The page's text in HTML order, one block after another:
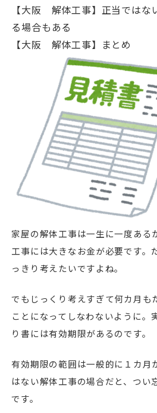
【大阪 解体工事】正当ではな
る場合もある
【大阪 解体工事】まとめ
家屋の解体工事は一生に一度ある
工事には大きなお金が必要です。
っきり考えたいですよね。
でもじっくり考えすぎて何カ月も
ことになってしなわないように。
り書には有効期限があるのです。
有効期限の範囲は一般的に１カ月
はない解体工事の場合だと、つい
です。